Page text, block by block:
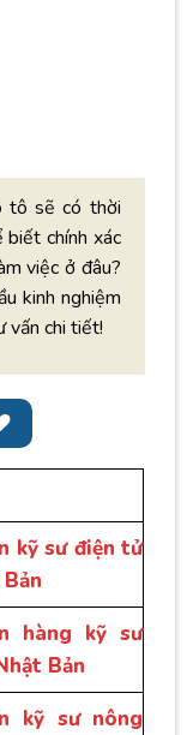
tô sẽ có thời
biết chính xác
việc ở đâu?
kinh nghiệm
vấn chi tiết!
kỹ sư điện tử
hàng kỹ sư
Bản
kỹ sư nông